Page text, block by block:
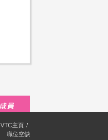
VTC主頁
職位空缺